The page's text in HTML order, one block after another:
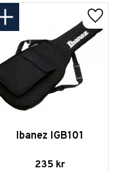
i favoriter
Ibanez IGB101
235 kr